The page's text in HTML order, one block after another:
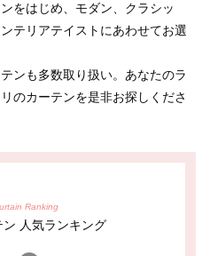
をはじめ、モダン、クラシッ
テリアテイストにあわせてお選
ンも多数取り扱い。あなたのラ
のカーテンを是非お探しくださ
Ranking
ン 人気ランキング